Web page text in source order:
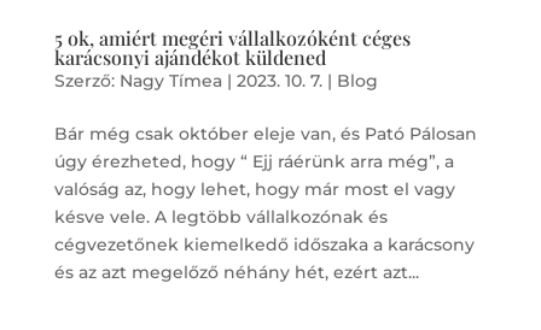
5 ok, amiért megéri vállalkozóként céges
karácsonyi ajándékot küldened
Szerző: Nagy Tímea| 2023. 10. 7.| Blog
Bár még csak október eleje van, és Pató Pálosan
úgy érezheted, hogy “ Ejj ráérünk arra még”, a
valóság az, hogy lehet, hogy már most el vagy
késve vele. A legtöbb vállalkozónak és
cégvezetőnek kiemelkedő időszaka a karácsony
és az azt megelőző néhány hét, ezért azt...